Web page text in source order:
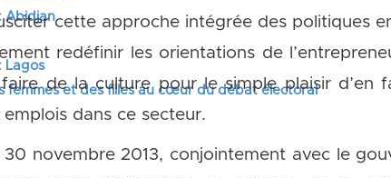
Abidjan
Lagos
femmes et des filles au cœur du débat électoral
cette approche intégrée des politiques
redéfinir les orientations de
faire de la culture pour le simple plaisir
dans ce secteur.
30 novembre 2013, conjointement avec le